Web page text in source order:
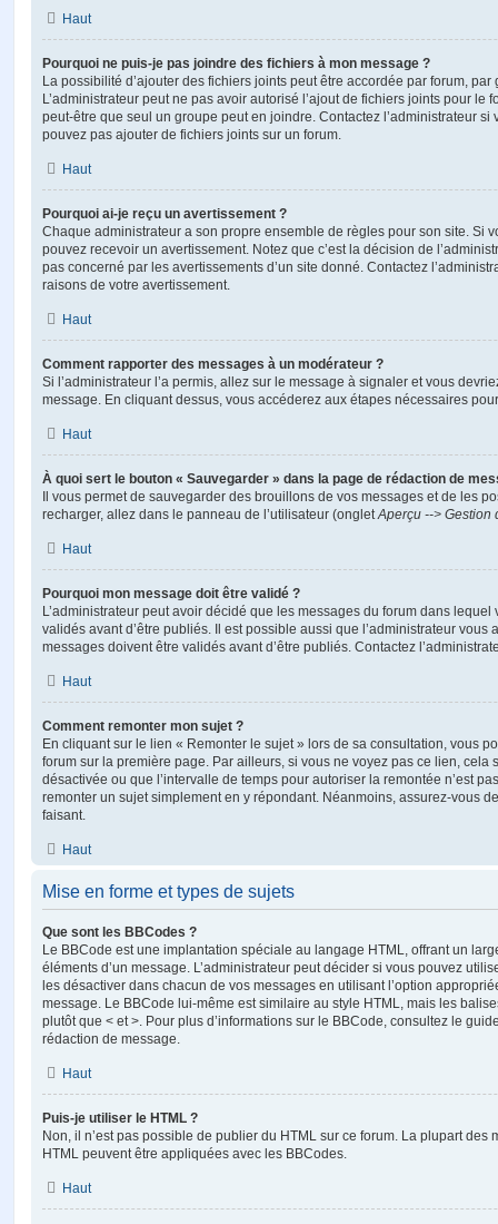
Haut
Pourquoi ne puis-je pas joindre des fichiers à mon message ?
La possibilité d’ajouter des fichiers joints peut être accordée par forum,
L’administrateur peut ne pas avoir autorisé l’ajout de fichiers joints pour le
peut-être que seul un groupe peut en joindre. Contactez l’administrateur
pouvez pas ajouter de fichiers joints sur un forum.
Haut
Pourquoi ai-je reçu un avertissement ?
Chaque administrateur a son propre ensemble de règles pour son site. Si
pouvez recevoir un avertissement. Notez que c’est la décision de
pas concerné par les avertissements d’un site donné. Contactez
raisons de votre avertissement.
Haut
Comment rapporter des messages à un modérateur ?
Si l’administrateur l’a permis, allez sur le message à signaler et vous
message. En cliquant dessus, vous accéderez aux étapes nécessaires
Haut
À quoi sert le bouton « Sauvegarder » dans la page de rédaction de
Il vous permet de sauvegarder des brouillons de vos messages et de les
recharger, allez dans le panneau de l’utilisateur (ongletAperçu --> Gestion
Haut
Pourquoi mon message doit être validé ?
L’administrateur peut avoir décidé que les messages du forum dans lequel
validés avant d’être publiés. Il est possible aussi que l’administrateur vous
messages doivent être validés avant d’être publiés. Contactez
Haut
Comment remonter mon sujet ?
En cliquant sur le lien « Remonter le sujet » lors de sa consultation, vous
forum sur la première page. Par ailleurs, si vous ne voyez pas ce lien, cela
désactivée ou que l’intervalle de temps pour autoriser la remontée n’est
remonter un sujet simplement en y répondant. Néanmoins, assurez-vous
faisant.
Haut
Mise en forme et types de sujets
Que sont les BBCodes ?
Le BBCode est une implantation spéciale au langage HTML, offrant un
éléments d’un message. L’administrateur peut décider si vous pouvez
les désactiver dans chacun de vos messages en utilisant l’option
message. Le BBCode lui-même est similaire au style HTML, mais les
plutôt que < et >. Pour plus d’informations sur le BBCode, consultez le
rédaction de message.
Haut
Puis-je utiliser le HTML ?
Non, il n’est pas possible de publier du HTML sur ce forum. La plupart des
HTML peuvent être appliquées avec les BBCodes.
Haut